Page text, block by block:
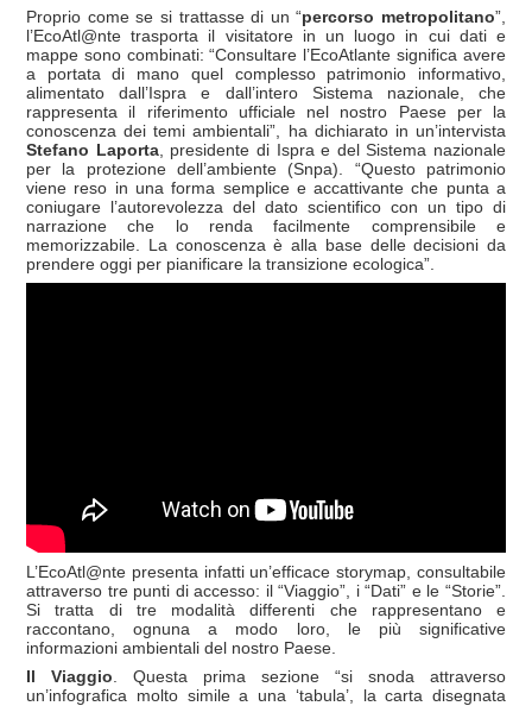
Proprio come se si trattasse di un “percorso metropolitano”,
l’EcoAtl@nte trasporta il visitatore in un luogo in cui dati e
mappe sono combinati: “Consultare l’EcoAtlante significa avere
a portata di mano quel complesso patrimonio informativo,
alimentato dall’Ispra e dall’intero Sistema nazionale, che
rappresenta il riferimento ufficiale nel nostro Paese per la
conoscenza dei temi ambientali”, ha dichiarato in un’intervista
Stefano Laporta, presidente di Ispra e del Sistema nazionale
per la protezione dell’ambiente (Snpa). “Questo patrimonio
viene reso in una forma semplice e accattivante che punta a
coniugare l’autorevolezza del dato scientifico con un tipo di
narrazione che lo renda facilmente comprensibile e
memorizzabile. La conoscenza è alla base delle decisioni da
prendere oggi per pianificare la transizione ecologica”.
L’EcoAtl@nte presenta infatti un’efficace storymap, consultabile
attraverso tre punti di accesso: il “Viaggio”, i “Dati” e le “Storie”.
Si tratta di tre modalità differenti che rappresentano e
raccontano, ognuna a modo loro, le più significative
informazioni ambientali del nostro Paese.
Il Viaggio. Questa prima sezione “si snoda attraverso
un’infografica molto simile a una ‘tabula’, la carta disegnata